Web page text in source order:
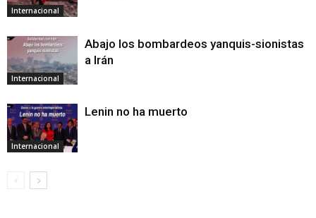
Internacional
Internacional
Abajo los bombardeos yanquis-sionistas
a Irán
Internacional
Lenin no ha muerto